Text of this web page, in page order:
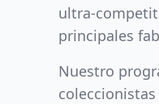
ultra-
principales
Nuestro